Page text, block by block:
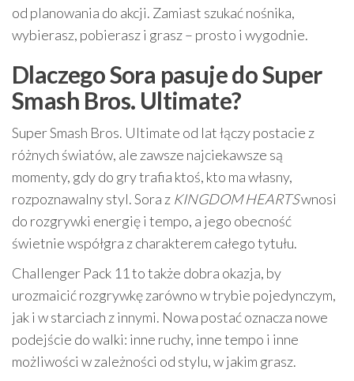
od planowania do akcji. Zamiast szukać nośnika,
wybierasz, pobierasz i grasz – prosto i wygodnie.
Dlaczego Sora pasuje do Super
Smash Bros. Ultimate?
Super Smash Bros. Ultimate od lat łączy postacie z
różnych światów, ale zawsze najciekawsze są
momenty, gdy do gry trafia ktoś, kto ma własny,
rozpoznawalny styl. Sora z KINGDOM HEARTSwnosi
do rozgrywki energię i tempo, a jego obecność
świetnie współgra z charakterem całego tytułu.
Challenger Pack 11 to także dobra okazja, by
urozmaicić rozgrywkę zarówno w trybie pojedynczym,
jak i w starciach z innymi. Nowa postać oznacza nowe
podejście do walki: inne ruchy, inne tempo i inne
możliwości w zależności od stylu, w jakim grasz.